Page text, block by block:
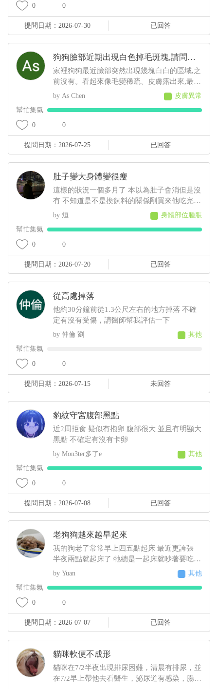
0 0
提問日期：2026-07-30 已回答
狗狗臉部近期出現白色掉毛斑塊,請問可
能是什麼原因
家裡狗狗最近臉部突然出現幾塊白白的區域,之
前沒有。看起來像毛變稀疏、皮膚露出來,最大
的那塊有點像有皮屑,但沒有看到流血、 化膿
常,也沒有一直抓臉或磨臉,不知道這樣比較像
是黴菌、毛囊蟲,還是有其他皮膚問題?
As Chen
皮膚異常
幫忙集氣
0 0
提問日期：2026-07-25 已回答
肚子變大身體變很瘦
這樣的狀況一個多月了 本以為肚子會消但是沒
有 不知道是不是換飼料的關係剛買來他吃完都
會拉肚子 後來就少量多餐就比較不會拉了以前
飼料都吃很快 現在都吃很慢有時候還沒有吃完
反而人在吃的他都想吃 肚子摸起來軟軟的 身
體有時候會抖 剪完毛到現在沒長多少出來變很
瘦看得到肋骨 請問醫師這是什麼狀況????????
烜
身體部位腫脹
幫忙集氣
0 0
提問日期：2026-07-20 已回答
從高處掉落
他約30分鐘前從1.3公尺左右的地方掉落 不確
定有沒有受傷，請醫師幫我評估一下
仲倫 劉
其他
幫忙集氣
0 0
提問日期：2026-07-15 未回答
豹紋守宮腹部黑點
近2周拒食 疑似有抱卵 腹部很大 並且有明顯大
黑點 不確定有沒有卡卵
Mon3ter多了e
其他
幫忙集氣
0 0
提問日期：2026-07-08 已回答
老狗狗越來越早起來
我的狗老了常常早上四五點起床 最近更誇張
半夜兩點就起床了 牠總是一起床就吵著要吃
吃完牠就會乖乖睡回去 不吃牠就一直抓門一直
來回踱步 我明明晚上十點才給牠吃過 增加了
散步次數 結果好像更糟糕⋯好像還有點頻尿的
症狀 不過牠又不太喝水 我們都是罐頭加水或
羊奶稀釋給牠才會喝 這樣子可能是什麼疾病呀
建議要做什麼檢查呢
Yuan
其他
幫忙集氣
0 0
提問日期：2026-07-07 已回答
貓咪軟便不成形
貓咪在7/2半夜出現排尿困難，清晨有排尿，並
在7/2早上帶他去看醫生，泌尿道有感染，腸胃